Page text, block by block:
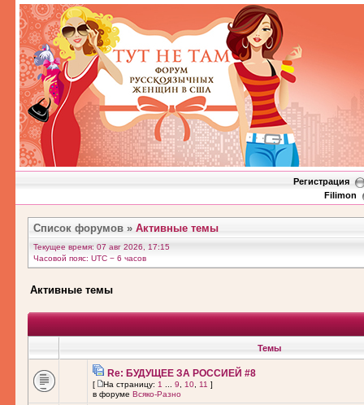
Регистрация
Filimon
Список форумов » Активные темы
Текущее время: 07 авг 2026, 17:15
Часовой пояс: UTC − 6 часов
Активные темы
Темы
Re: БУДУЩЕЕ ЗА РОССИЕЙ #8
[ На страницу: 1 9 10 11 ]
в форуме Всяко-Разно